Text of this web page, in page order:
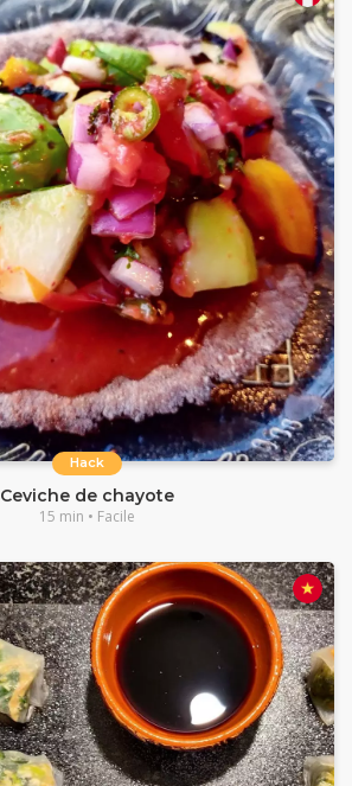
Hack
Ceviche de chayote
15 min • Facile